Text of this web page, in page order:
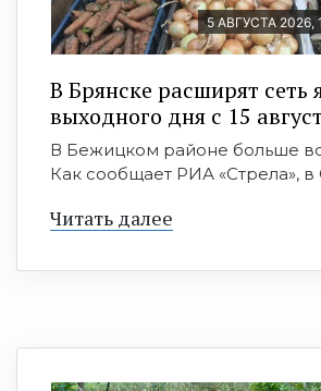
5 АВГУСТА 2026,
В Брянске расширят сеть
выходного дня с 15
В Бежицком районе больше
Как сообщает РИА «Стрела», в
Читать далее